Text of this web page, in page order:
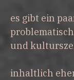
es gibt ein
und
inhaltlich